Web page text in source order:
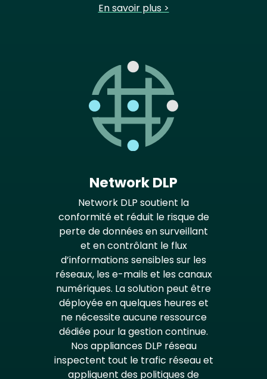
En savoir plus >
Network DLP
Network DLP soutient la
conformité et réduit le risque de
perte de données en surveillant
et en contrôlant le flux
d’informations sensibles sur les
réseaux, les e-mails et les canaux
numériques. La solution peut être
déployée en quelques heures et
ne nécessite aucune ressource
dédiée pour la gestion continue.
Nos appliances DLP réseau
inspectent tout le trafic réseau et
appliquent des politiques de